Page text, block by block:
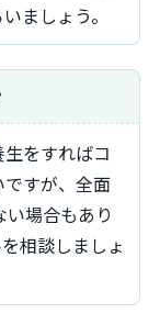
ましょう。
すが、全面
場合もあり
相談しましょ